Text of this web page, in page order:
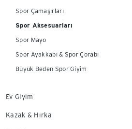
Spor Çamaşırları
Spor Aksesuarları
Spor Mayo
Spor Ayakkabı & Spor Çorabı
Büyük Beden Spor Giyim
Ev Giyim
Kazak & Hırka